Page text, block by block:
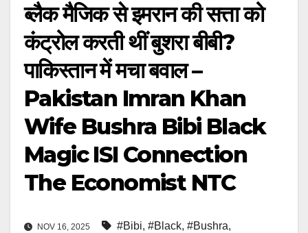
ब्लैक मैजिक से इमरान की सत्ता को
कंट्रोल करती थीं बुशरा बीबी?
पाकिस्तान में मचा बवाल –
Pakistan Imran Khan
Wife Bushra Bibi Black
Magic ISI Connection
The Economist NTC
NOV 16, 2025 #Bibi, #Black, #Bushra,